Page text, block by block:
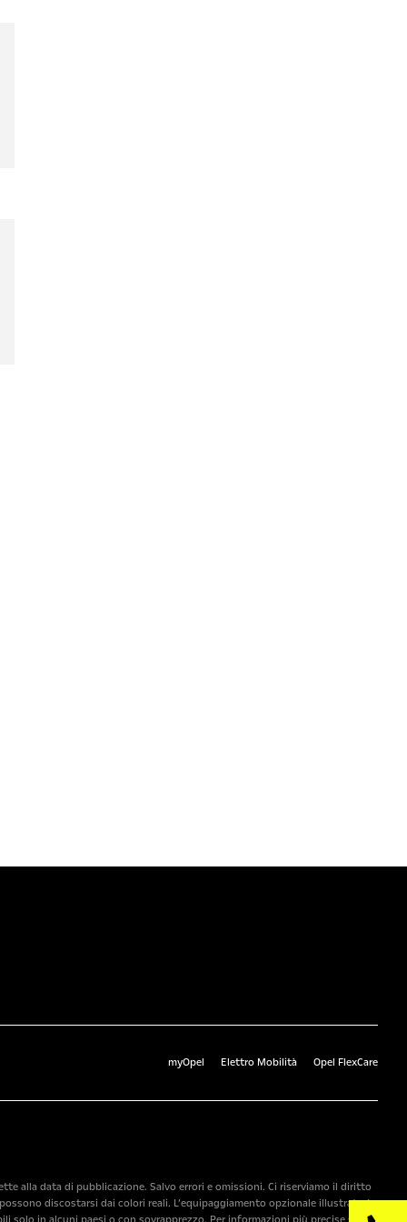
myOpel Elettro Mobilità Opel FlexCare
alla data di pubblicazione. Salvo errori e omissioni. Ci riserviamo il diritto
discostarsi dai colori reali. L’equipaggiamento opzionale illustrato è